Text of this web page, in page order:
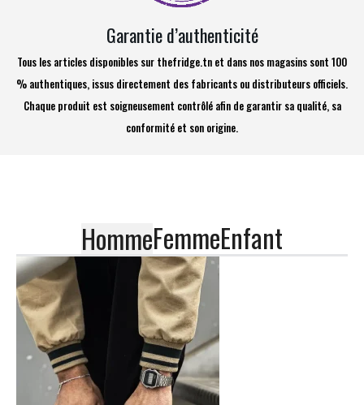
Garantie d’authenticité
Tous les articles disponibles sur thefridge.tn et dans nos magasins sont 100
% authentiques, issus directement des fabricants ou distributeurs officiels.
Chaque produit est soigneusement contrôlé afin de garantir sa qualité, sa
conformité et son origine.
HommeFemmeEnfant